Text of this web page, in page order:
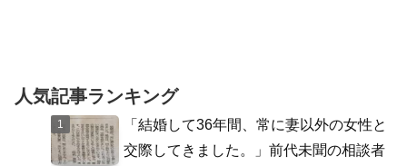
人気記事ランキング
「結婚して36年間、常に妻以外の女性と
交際してきました。」前代未聞の相談者